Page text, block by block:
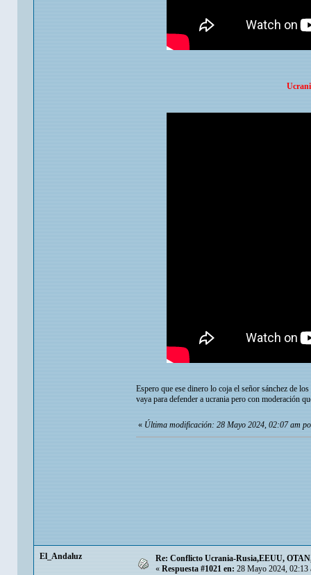
Espero que ese dinero lo coja el señor sánchez de
vaya para defender a ucrania pero con moderación
«Última modificación: 28 Mayo 2024, 02:07 am
El_Andaluz
Re: Conflicto Ucrania-Rusia,EEUU,
« Respuesta #1021 en: 28 Mayo 2024, 02:13